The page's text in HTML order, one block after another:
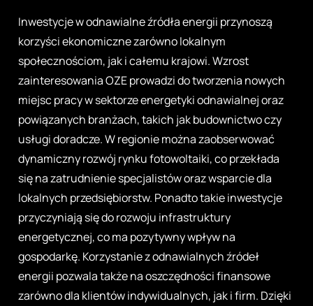
Inwestycje w odnawialne źródła energii przynoszą
korzyści ekonomiczne zarówno lokalnym
społecznościom, jak i całemu krajowi. Wzrost
zainteresowania OZE prowadzi do tworzenia nowych
miejsc pracy w sektorze energetyki odnawialnej oraz
powiązanych branżach, takich jak budownictwo czy
usługi doradcze. W regionie można zaobserwować
dynamiczny rozwój rynku fotowoltaiki, co przekłada
się na zatrudnienie specjalistów oraz wsparcie dla
lokalnych przedsiębiorstw. Ponadto takie inwestycje
przyczyniają się do rozwoju infrastruktury
energetycznej, co ma pozytywny wpływ na
gospodarkę. Korzystanie z odnawialnych źródeł
energii pozwala także na oszczędności finansowe
zarówno dla klientów indywidualnych, jak i firm. Dzięki